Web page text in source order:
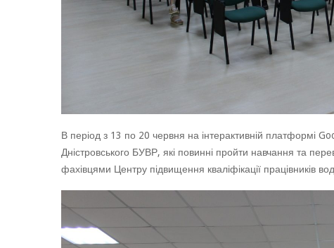
В період з 13 по 20 червня на інтерактивній платформі
Дністровського БУВР, які повинні пройти навчання та
фахівцями Центру підвищення кваліфікації працівників